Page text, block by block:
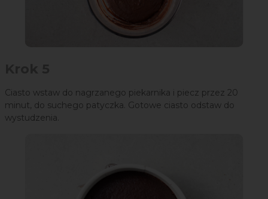
Ciasto wstaw do nagrzanego piekarnika i piecz przez 20
minut, do suchego patyczka. Gotowe ciasto odstaw do
wystudzenia.